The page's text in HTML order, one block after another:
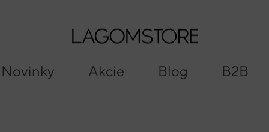
Novinky Akcie Blog B2B